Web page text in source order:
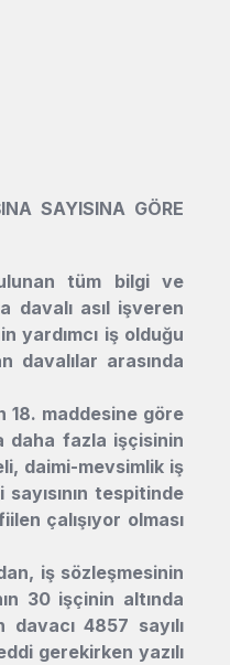
SAYISINA GÖRE
tüm bilgi ve
davalı asıl işveren
yardımcı iş olduğu
davalılar arasında
18. maddesine göre
daha fazla işçisinin
daimi-mevsimlik iş
tespitinde
çalışıyor olması
iş sözleşmesinin
30 işçinin altında
4857 sayılı
gerekirken yazılı